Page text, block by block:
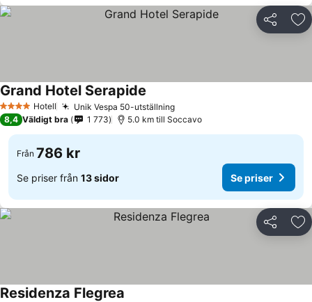
Dela
4 StjärnorHotell Unik Vespa 50-utställningSe priser
Grand Hotel Serapide
8,4 Väldigt bra 1 773 5.0 km till Soccavo
Från 786 kr
Se priser från 13 sidor Se priser
Dela
Residenza Flegrea